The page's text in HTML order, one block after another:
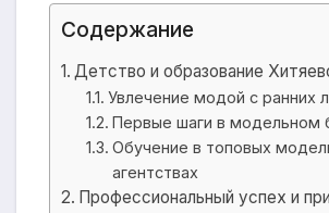
Содержание
Детство и образование
Увлечение модой с ранних
Первые шаги в модельном
Обучение в топовых
агентствах
Профессиональный успех и